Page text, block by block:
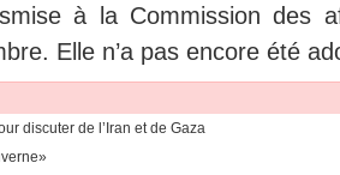
à la Commission des
Elle n’a pas encore été
discuter de l’Iran et de Gaza